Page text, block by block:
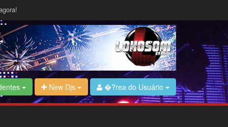
New Djs �?rea do Usuário